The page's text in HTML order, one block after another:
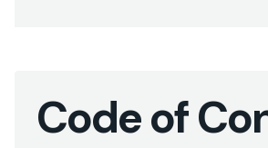
Code of